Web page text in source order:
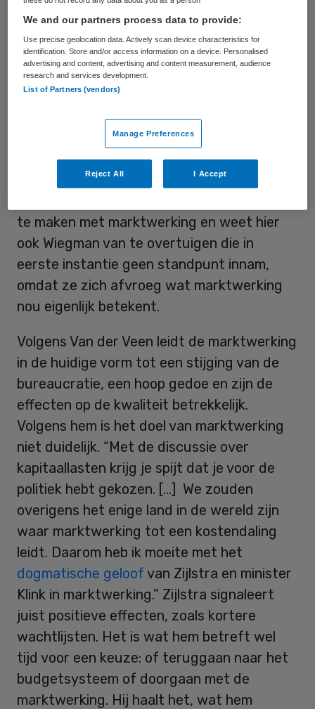
rare gedachte om te zeggen dat dat moet
van de markt, zoals de VVD volgens hem
suggereert.
De PvdA, de SP en GroenLinks vinden dat
marktwerking niet per definitie leidt tot een
betere zorg.Eelke van der Veenpleit ervoor,
te maken met marktwerking en weet hier
ook Wiegman van te overtuigen die in
eerste instantie geen standpunt innam,
omdat ze zich afvroeg wat marktwerking
nou eigenlijk betekent.
Volgens Van der Veen leidt de marktwerking
in de huidige vorm tot een stijging van de
bureaucratie, een hoop gedoe en zijn de
effecten op de kwaliteit betrekkelijk.
Volgens hem is het doel van marktwerking
niet duidelijk. “Met de discussie over
kapitaallasten krijg je spijt dat je voor de
politiek hebt gekozen. […] We zouden
overigens het enige land in de wereld zijn
waar marktwerking tot een kostendaling
leidt. Daarom heb ik moeite met het
dogmatische geloof van Zijlstra en minister
Klink in marktwerking.” Zijlstra signaleert
juist positieve effecten, zoals kortere
wachtlijsten. Het is wat hem betreft wel
tijd voor een keuze: of teruggaan naar het
budgetsysteem of doorgaan met de
marktwerking. Hij haalt het, wat hem
We and our partners process data to provide:
Use precise geolocation data. Actively scan device characteristics for
identification. Store and/or access information on a device. Personalised
advertising and content, advertising and content measurement, audience
research and services development.
List of Partners (vendors)
Manage Preferences
Reject All I Accept